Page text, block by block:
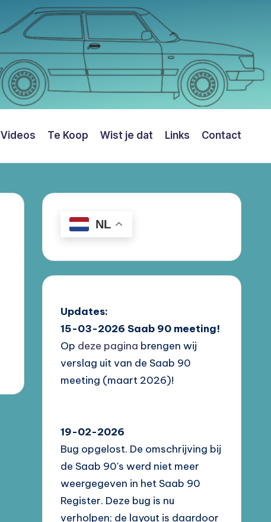
Videos Te Koop Wist je dat Links Contact
NL
Updates:
15-03-2026 Saab 90 meeting!
Op deze pagina brengen wij
verslag uit van de Saab 90
meeting (maart 2026)!
19-02-2026
Bug opgelost. De omschrijving bij
de Saab 90's werd niet meer
weergegeven in het Saab 90
Register. Deze bug is nu
verholpen; de layout is daardoor